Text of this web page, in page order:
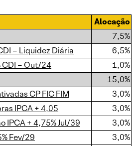
Alocação
7,5%
– Liquidez Diária
6,5%
CDI – Out/24
1,0%
15,0%
CP FIC FIM
3,0%
IPCA + 4,05
3,0%
IPCA + 4,75% Jul/39
3,0%
Fev/29
3,0%